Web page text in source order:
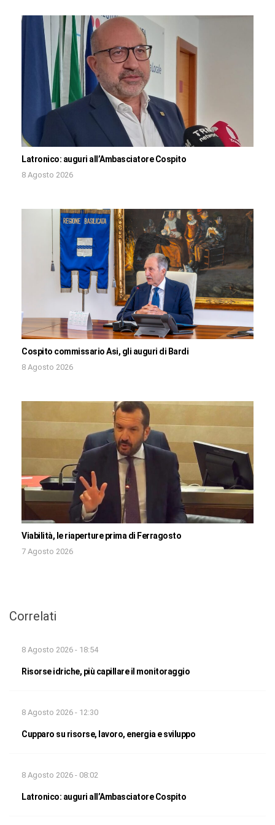
Latronico: auguri all’Ambasciatore Cospito
8 Agosto 2026
Cospito commissario Asi, gli auguri di Bardi
8 Agosto 2026
Viabilità, le riaperture prima di Ferragosto
7 Agosto 2026
Correlati
8 Agosto 2026 - 18:54
Risorse idriche, più capillare il monitoraggio
8 Agosto 2026 - 12:30
Cupparo su risorse, lavoro, energia e sviluppo
8 Agosto 2026 - 08:02
Latronico: auguri all’Ambasciatore Cospito